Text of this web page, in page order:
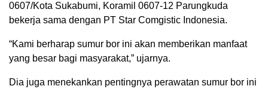
0607/Kota Sukabumi, Koramil 0607-12 Parungkuda
bekerja sama dengan PT Star Comgistic Indonesia.
“Kami berharap sumur bor ini akan memberikan manfaat
yang besar bagi masyarakat,” ujarnya.
Dia juga menekankan pentingnya perawatan sumur bor ini